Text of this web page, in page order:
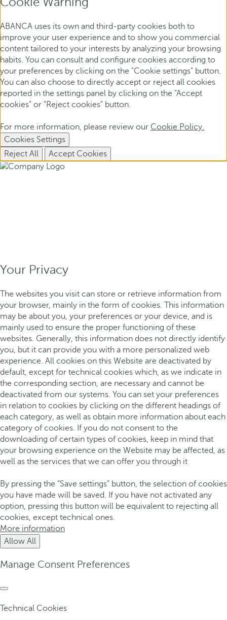
ABANCA uses its own and third-party cookies both to
improve your user experience and to show you commercial
content tailored to your interests by analyzing your browsing
habits. You can consult and configure cookies according to
your preferences by clicking on the "Cookie settings" button.
You can also choose to directly accept or reject all cookies
reported in the settings panel by clicking on the "Accept
cookies" or "Reject cookies" button.
For more information, please review our Cookie Policy.
Cookies Settings
Reject All
Accept Cookies
Your Privacy
The websites you visit can store or retrieve information from
your browser, mainly in the form of cookies. This information
may be about you, your preferences or your device, and is
mainly used to ensure the proper functioning of these
websites. Generally, this information does not directly identify
you, but it can provide you with a more personalized web
experience. All cookies on this Website are deactivated by
default, except for technical cookies which, as we indicate in
the corresponding section, are necessary and cannot be
deactivated from our systems. You can set your preferences
in relation to cookies by clicking on the different headings of
each category, as well as obtain more information about each
category of cookies. If you do not consent to the
downloading of certain types of cookies, keep in mind that
your browsing experience on the Website may be affected, as
well as the services that we can offer you through it
By pressing the “Save settings” button, the selection of cookies
you have made will be saved. If you have not activated any
option, pressing this button will be equivalent to rejecting all
cookies, except technical ones.
More information
Allow All
Manage Consent Preferences
Technical Cookies